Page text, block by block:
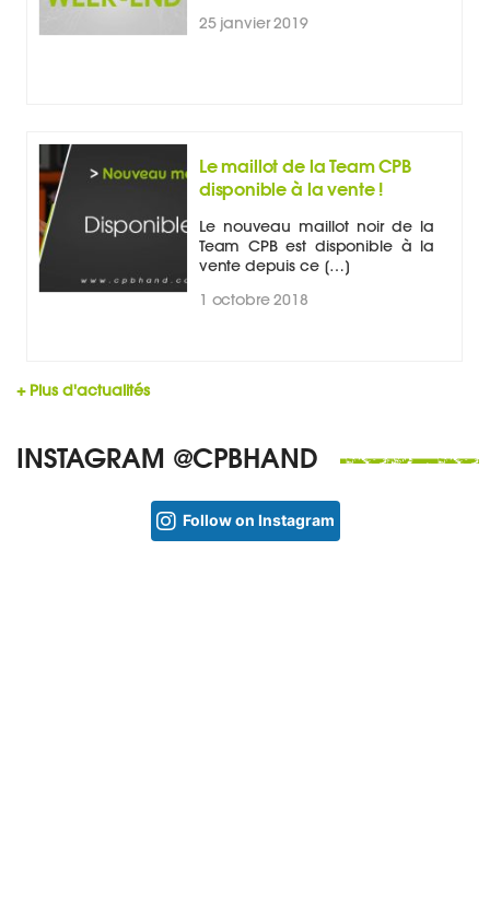
25 janvier 2019
Le maillot de la Team CPB
disponible à la vente !
Le nouveau maillot noir de la
Team CPB est disponible à la
vente depuis ce […]
1 octobre 2018
+ Plus d'actualités
INSTAGRAM @CPBHAND
Follow on Instagram